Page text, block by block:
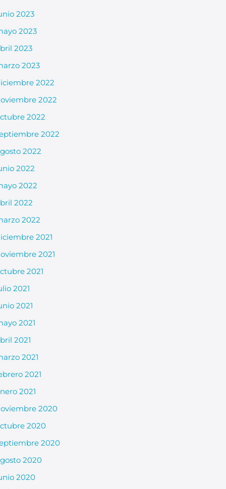
2023
2023
2023
2023
2022
2022
2022
2022
2022
2022
2022
2022
2022
2021
2021
2021
2021
2021
2021
2021
2021
2021
2021
2020
2020
2020
2020
2020